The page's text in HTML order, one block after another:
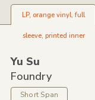
LP, orange vinyl, full
sleeve, printed inner
Yu Su
Foundry
Short Span